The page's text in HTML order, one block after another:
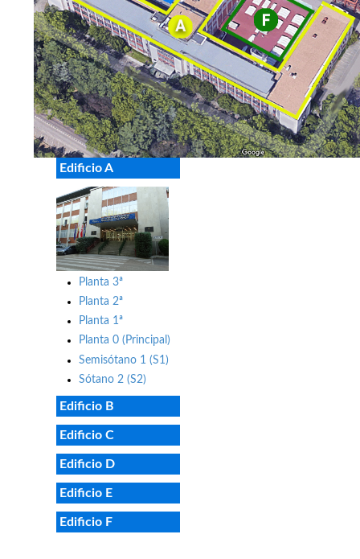
Edificio A
Planta 3ª
Planta 2ª
Planta 1ª
Planta 0 (Principal)
Semisótano 1 (S1)
Sótano 2 (S2)
Edificio B
Edificio C
Edificio D
Edificio E
Edificio F